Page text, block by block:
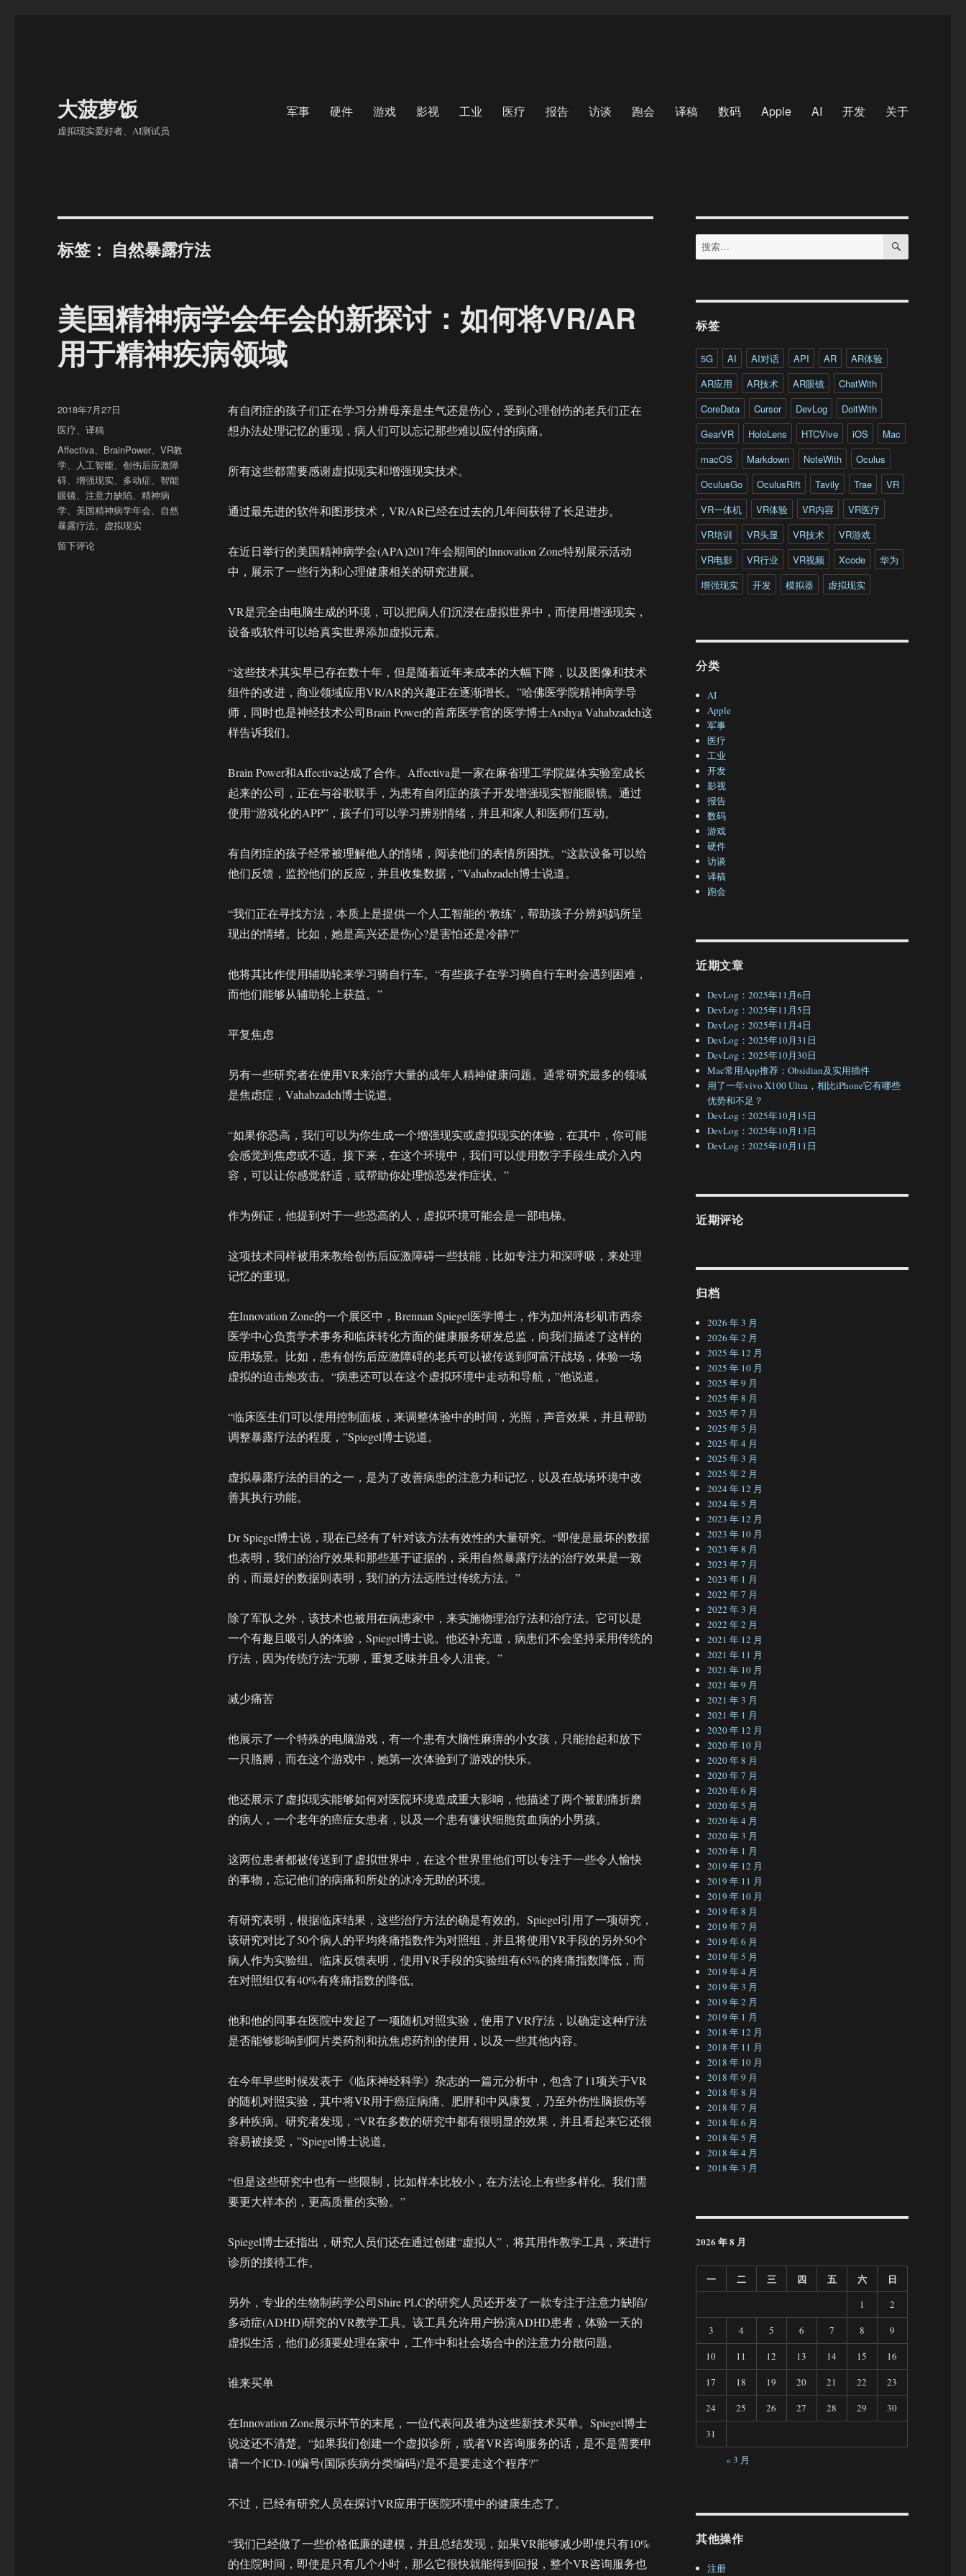
大菠萝饭
虚拟现实爱好者、AI测试员
军事 硬件 游戏 影视 工业 医疗 报告 访谈 跑会 译稿 数码 Apple AI 开发 关于
标签： 自然暴露疗法
美国精神病学会年会的新探讨：如何将VR/AR
用于精神疾病领域
有自闭症的孩子们正在学习分辨母亲是生气还是伤心，受到心理创伤的老兵们正在
想办法处理记忆的重现，病人们可以忘记那些难以应付的病痛。
所有这些都需要感谢虚拟现实和增强现实技术。
通过最先进的软件和图形技术，VR/AR已经在过去的几年间获得了长足进步。
在近日举行的美国精神病学会(APA)2017年会期间的Innovation Zone特别展示活动
中，展示了一些行为和心理健康相关的研究进展。
VR是完全由电脑生成的环境，可以把病人们沉浸在虚拟世界中，而使用增强现实，
设备或软件可以给真实世界添加虚拟元素。
“这些技术其实早已存在数十年，但是随着近年来成本的大幅下降，以及图像和技术
组件的改进，商业领域应用VR/AR的兴趣正在逐渐增长。”哈佛医学院精神病学导
师，同时也是神经技术公司Brain Power的首席医学官的医学博士Arshya Vahabzadeh这
样告诉我们。
Brain Power和Affectiva达成了合作。Affectiva是一家在麻省理工学院媒体实验室成长
起来的公司，正在与谷歌联手，为患有自闭症的孩子开发增强现实智能眼镜。通过
使用“游戏化的APP”，孩子们可以学习辨别情绪，并且和家人和医师们互动。
有自闭症的孩子经常被理解他人的情绪，阅读他们的表情所困扰。“这款设备可以给
他们反馈，监控他们的反应，并且收集数据，”Vahabzadeh博士说道。
“我们正在寻找方法，本质上是提供一个人工智能的‘教练’，帮助孩子分辨妈妈所呈
现出的情绪。比如，她是高兴还是伤心?是害怕还是冷静?”
他将其比作使用辅助轮来学习骑自行车。“有些孩子在学习骑自行车时会遇到困难，
而他们能够从辅助轮上获益。”
平复焦虑
另有一些研究者在使用VR来治疗大量的成年人精神健康问题。通常研究最多的领域
是焦虑症，Vahabzadeh博士说道。
“如果你恐高，我们可以为你生成一个增强现实或虚拟现实的体验，在其中，你可能
会感觉到焦虑或不适。接下来，在这个环境中，我们可以使用数字手段生成介入内
容，可以让你感觉舒适，或帮助你处理惊恐发作症状。”
作为例证，他提到对于一些恐高的人，虚拟环境可能会是一部电梯。
这项技术同样被用来教给创伤后应激障碍一些技能，比如专注力和深呼吸，来处理
记忆的重现。
在Innovation Zone的一个展区中，Brennan Spiegel医学博士，作为加州洛杉矶市西奈
医学中心负责学术事务和临床转化方面的健康服务研发总监，向我们描述了这样的
应用场景。比如，患有创伤后应激障碍的老兵可以被传送到阿富汗战场，体验一场
虚拟的迫击炮攻击。“病患还可以在这个虚拟环境中走动和导航，”他说道。
“临床医生们可以使用控制面板，来调整体验中的时间，光照，声音效果，并且帮助
调整暴露疗法的程度，”Spiegel博士说道。
虚拟暴露疗法的目的之一，是为了改善病患的注意力和记忆，以及在战场环境中改
善其执行功能。
Dr Spiegel博士说，现在已经有了针对该方法有效性的大量研究。“即使是最坏的数据
也表明，我们的治疗效果和那些基于证据的，采用自然暴露疗法的治疗效果是一致
的，而最好的数据则表明，我们的方法远胜过传统方法。”
除了军队之外，该技术也被用在病患家中，来实施物理治疗法和治疗法。它可以是
一个有趣且吸引人的体验，Spiegel博士说。他还补充道，病患们不会坚持采用传统的
疗法，因为传统疗法“无聊，重复乏味并且令人沮丧。”
减少痛苦
他展示了一个特殊的电脑游戏，有一个患有大脑性麻痹的小女孩，只能抬起和放下
一只胳膊，而在这个游戏中，她第一次体验到了游戏的快乐。
他还展示了虚拟现实能够如何对医院环境造成重大影响，他描述了两个被剧痛折磨
的病人，一个老年的癌症女患者，以及一个患有镰状细胞贫血病的小男孩。
这两位患者都被传送到了虚拟世界中，在这个世界里他们可以专注于一些令人愉快
的事物，忘记他们的病痛和所处的冰冷无助的环境。
有研究表明，根据临床结果，这些治疗方法的确是有效的。Spiegel引用了一项研究，
该研究对比了50个病人的平均疼痛指数作为对照组，并且将使用VR手段的另外50个
病人作为实验组。临床反馈表明，使用VR手段的实验组有65%的疼痛指数降低，而
在对照组仅有40%有疼痛指数的降低。
他和他的同事在医院中发起了一项随机对照实验，使用了VR疗法，以确定这种疗法
是否能够影响到阿片类药剂和抗焦虑药剂的使用，以及一些其他内容。
在今年早些时候发表于《临床神经科学》杂志的一篇元分析中，包含了11项关于VR
的随机对照实验，其中将VR用于癌症病痛、肥胖和中风康复，乃至外伤性脑损伤等
多种疾病。研究者发现，“VR在多数的研究中都有很明显的效果，并且看起来它还很
容易被接受，”Spiegel博士说道。
“但是这些研究中也有一些限制，比如样本比较小，在方法论上有些多样化。我们需
要更大样本的，更高质量的实验。”
Spiegel博士还指出，研究人员们还在通过创建“虚拟人”，将其用作教学工具，来进行
诊所的接待工作。
另外，专业的生物制药学公司Shire PLC的研究人员还开发了一款专注于注意力缺陷/
多动症(ADHD)研究的VR教学工具。该工具允许用户扮演ADHD患者，体验一天的
虚拟生活，他们必须要处理在家中，工作中和社会场合中的注意力分散问题。
谁来买单
在Innovation Zone展示环节的末尾，一位代表问及谁为这些新技术买单。Spiegel博士
说这还不清楚。“如果我们创建一个虚拟诊所，或者VR咨询服务的话，是不是需要申
请一个ICD-10编号(国际疾病分类编码)?是不是要走这个程序?”
不过，已经有研究人员在探讨VR应用于医院环境中的健康生态了。
“我们已经做了一些价格低廉的建模，并且总结发现，如果VR能够减少即使只有10%
的住院时间，即使是只有几个小时，那么它很快就能得到回报，整个VR咨询服务也
发
布
于
2018年7月27日
分
类
医疗、译稿
标
签
Affectiva、 BrainPower、VR教
学、 人工智能、创伤后应激障
碍、增强现实、 多动症、 智能
眼镜、注意力缺陷、精神病
学、 美国精神病学年会、 自然
暴露疗法、 虚拟现实
于
留下评论
搜
索：
搜
标签
5G AI AI对话 API AR
AR体验
AR应用
AR技术 AR眼镜
ChatWith
CoreData
Cursor DevLog
DoitWith
GearVR
HoloLens HTCVive iOS
Mac
macOS
Markdown NoteWith
Oculus
OculusGo
OculusRift Tavily Trae
VR
VR一体机
VR体验 VR内容
VR医疗
VR培训
VR头显 VR技术
VR游戏
VR电影
VR行业 VR视频 Xcode
华为
增强现实
开发 模拟器 虚拟现实
分类
AI
Apple
军事
医疗
工业
开发
影视
报告
数码
游戏
硬件
访谈
译稿
跑会
近期文章
DevLog：2025年11月6日
DevLog：2025年11月5日
DevLog：2025年11月4日
DevLog：2025年10月31日
DevLog：2025年10月30日
Mac常用App推荐：Obsidian及实用插件
用了一年vivo X100 Ultra，相比iPhone它有哪些
优势和不足？
DevLog：2025年10月15日
DevLog：2025年10月13日
DevLog：2025年10月11日
近期评论
归档
2026 年 3 月
2026 年 2 月
2025 年 12 月
2025 年 10 月
2025 年 9 月
2025 年 8 月
2025 年 7 月
2025 年 5 月
2025 年 4 月
2025 年 3 月
2025 年 2 月
2024 年 12 月
2024 年 5 月
2023 年 12 月
2023 年 10 月
2023 年 8 月
2023 年 7 月
2023 年 1 月
2022 年 7 月
2022 年 3 月
2022 年 2 月
2021 年 12 月
2021 年 11 月
2021 年 10 月
2021 年 9 月
2021 年 3 月
2021 年 1 月
2020 年 12 月
2020 年 10 月
2020 年 8 月
2020 年 7 月
2020 年 6 月
2020 年 5 月
2020 年 4 月
2020 年 3 月
2020 年 1 月
2019 年 12 月
2019 年 11 月
2019 年 10 月
2019 年 8 月
2019 年 7 月
2019 年 6 月
2019 年 5 月
2019 年 4 月
2019 年 3 月
2019 年 2 月
2019 年 1 月
2018 年 12 月
2018 年 11 月
2018 年 10 月
2018 年 9 月
2018 年 8 月
2018 年 7 月
2018 年 6 月
2018 年 5 月
2018 年 4 月
2018 年 3 月
2026 年 8 月
一 二 三 四 五 六 日
1
2
3
4 5 6 7 8
9
10
11 12 13 14 15
16
17
18 19 20 21 22
23
24
25 26 27 28 29
30
31
« 3 月
其他操作
注册